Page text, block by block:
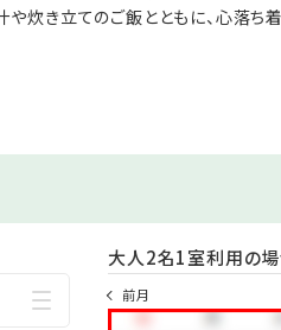
ち着いた食事処です。
ません。
、ご飯、止椀、香物、水菓子まで。
理由により当館での対応が困難で
際は、ご宿泊日の3日前までにご連
や炊き立てのご飯とともに、心落ち
大人2名1室利用の
前月